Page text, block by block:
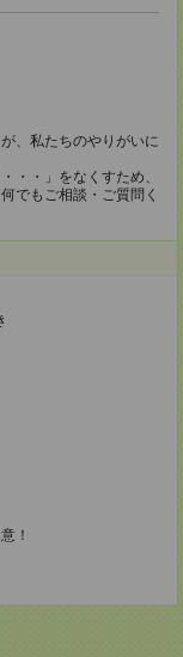
、私たちのやりがいに
・・」をなくすため、
でもご相談・ご質問く
！